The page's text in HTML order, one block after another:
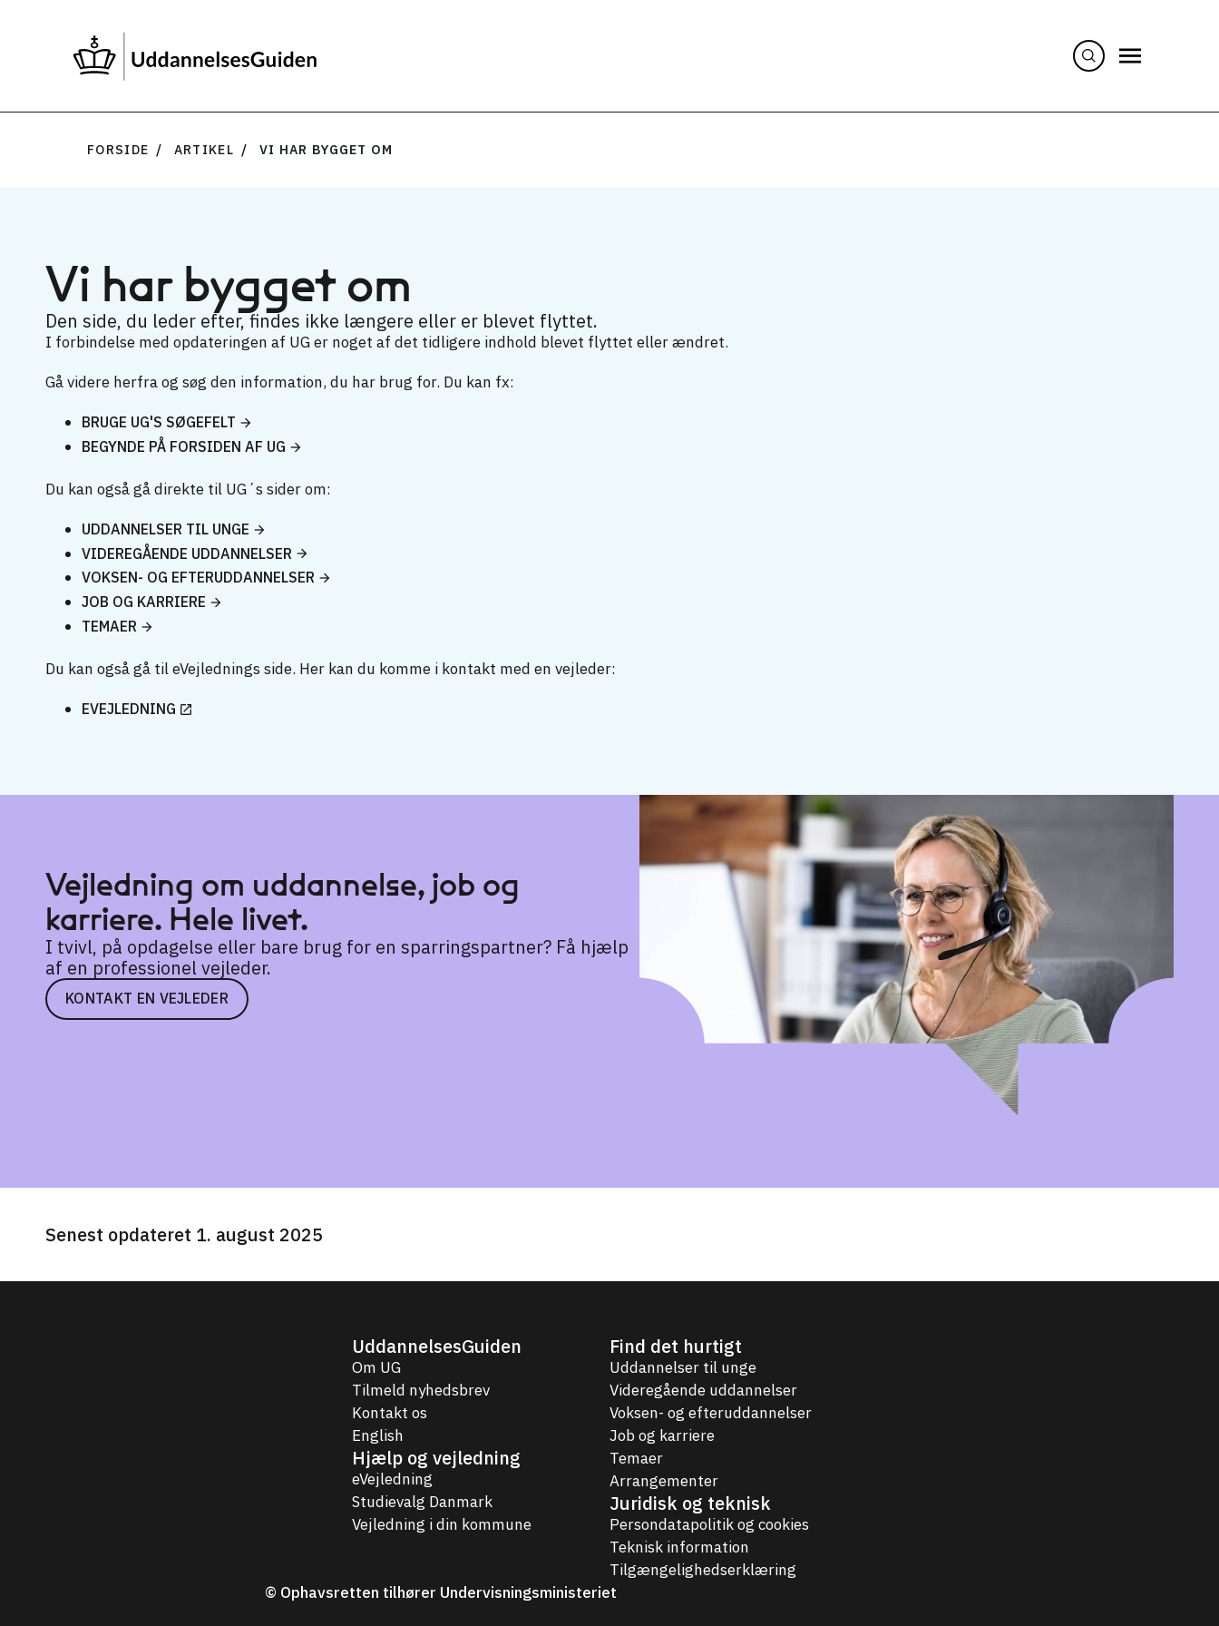
FORSIDE ARTIKEL VI HAR BYGGET OM
Vi har bygget om
Den side, du leder efter, findes ikke længere eller er blevet flyttet.
I forbindelse med opdateringen af UG er noget af det tidligere indhold blevet flyttet eller ændret.
Gå videre herfra og søg den information, du har brug for. Du kan fx:
BRUGE UG'S SØGEFELT
BEGYNDE PÅ FORSIDEN AF UG
Du kan også gå direkte til UG´s sider om:
UDDANNELSER TIL UNGE
VIDEREGÅENDE UDDANNELSER
VOKSEN- OG EFTERUDDANNELSER
JOB OG KARRIERE
TEMAER
Du kan også gå til eVejlednings side. Her kan du komme i kontakt med en vejleder:
EVEJLEDNING
Vejledning om uddannelse, job og
karriere. Hele livet.
I tvivl, på opdagelse eller bare brug for en sparringspartner? Få hjælp
af en professionel vejleder.
KONTAKT EN VEJLEDER
Senest opdateret 1. august 2025
UddannelsesGuiden
Om UG
Tilmeld nyhedsbrev
Kontakt os
English
Hjælp og vejledning
eVejledning
Studievalg Danmark
Vejledning i din kommune
Find det hurtigt
Uddannelser til unge
Videregående uddannelser
Voksen- og efteruddannelser
Job og karriere
Temaer
Arrangementer
Juridisk og teknisk
Persondatapolitik og cookies
Teknisk information
Tilgængelighedserklæring
© Ophavsretten tilhører Undervisningsministeriet